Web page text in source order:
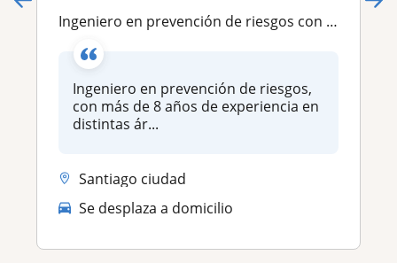
Ingeniero en prevención de riesgos con más de 8 años de experiencia en distintos rubros de la industria.Con gran energía y empatía
Ingeniero en prevención de riesgos,
con más de 8 años de experiencia en
distintas ár...
Santiago ciudad
Se desplaza a domicilio